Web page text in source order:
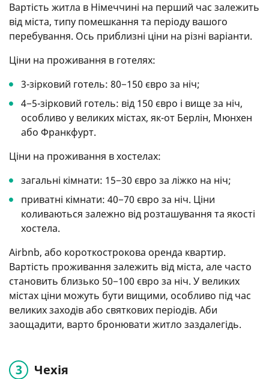
Вартість житла в Німеччині на перший час залежить
від міста, типу помешкання та періоду вашого
перебування. Ось приблизні ціни на різні варіанти.
Ціни на проживання в готелях:
3-зірковий готель: 80−150 євро за ніч;
4−5-зірковий готель: від 150 євро і вище за ніч,
особливо у великих містах, як-от Берлін, Мюнхен
або Франкфурт.
Ціни на проживання в хостелах:
загальні кімнати: 15−30 євро за ліжко на ніч;
приватні кімнати: 40−70 євро за ніч. Ціни
коливаються залежно від розташування та якості
хостела.
Airbnb, або короткострокова оренда квартир.
Вартість проживання залежить від міста, але часто
становить близько 50−100 євро за ніч. У великих
містах ціни можуть бути вищими, особливо під час
великих заходів або святкових періодів. Аби
заощадити, варто бронювати житло заздалегідь.
Чехія